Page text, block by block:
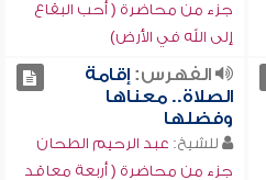
جزء من محاضرة ( أحب البقاع
إلى الله في الأرض)
الفهرس:إقامة
الصلاة.. معناها
وفضلها
للشيخ: عبد الرحيم الطحان
جزء من محاضرة ( أربعة معاقد